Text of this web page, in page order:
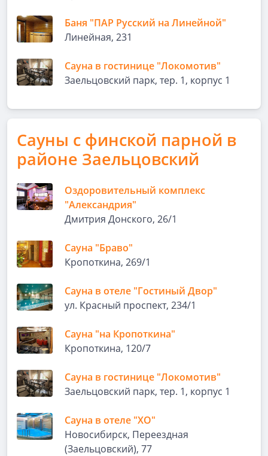
Баня "ПАР Русский на Линейной"
Линейная, 231
Сауна в гостинице "Локомотив"
Заельцовский парк, тер. 1, корпус 1
Сауны с финской парной в
районе Заельцовский
Оздоровительный комплекс
"Александрия"
Дмитрия Донского, 26/1
Сауна "Браво"
Кропоткина, 269/1
Сауна в отеле "Гостиный Двор"
ул. Красный проспект, 234/1
Сауна "на Кропоткина"
Кропоткина, 120/7
Сауна в гостинице "Локомотив"
Заельцовский парк, тер. 1, корпус 1
Сауна в отеле "ХО"
Новосибирск, Переездная
(Заельцовский), 77